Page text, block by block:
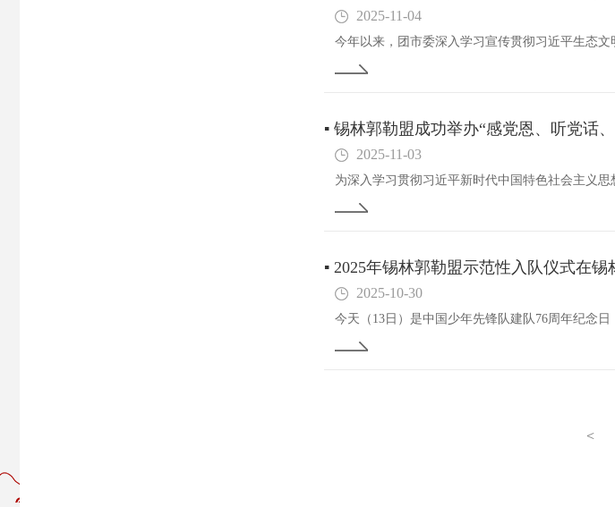
2025-11-04
▪ 锡林郭勒盟成功举办“感党恩、听党话
2025-11-03
▪ 2025年锡林郭勒盟示范性入队仪式在锡
2025-10-30
<